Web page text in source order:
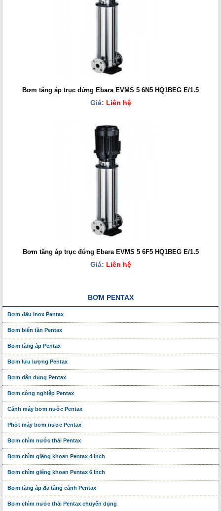
Bơm tăng áp trục đứng Ebara EVMS 5 6N5 HQ1BEG E/1.5
Giá: Liên hệ
Bơm tăng áp trục đứng Ebara EVMS 5 6F5 HQ1BEG E/1.5
Giá: Liên hệ
BƠM PENTAX
Bơm đầu Inox Pentax
Bơm biến tần Pentax
Bơm tăng áp Pentax
Bơm lưu lượng Pentax
Bơm dân dụng Pentax
Bơm công nghiệp Pentax
Cánh máy bơm nước Pentax
Phớt máy bơm nước Pentax
Bơm chìm nước thải Pentax
Bơm chìm giếng khoan Pentax 4 Inch
Bơm chìm giếng khoan Pentax 6 Inch
Bơm tăng áp đa tầng cánh Pentax
Bơm chìm nước thải Pentax chuyên dụng